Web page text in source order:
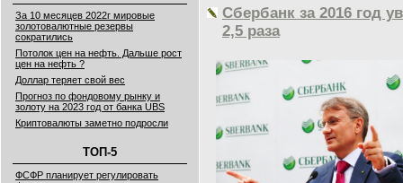
За 10 месяцев 2022г мировые
золотовалютные резервы
сократились
Потолок цен на нефть. Дальше рост
цен на нефть ?
Доллар теряет свой вес
Прогноз по фондовому рынку и
золоту на 2023 год от банка UBS
Криптовалюты заметно подросли
ТОП-5
ФСФР планирует регулировать
Сбербанк за 2016 год
2,5 раза